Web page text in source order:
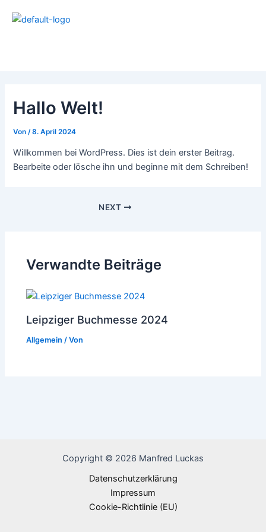
Inhalt
Hallo Welt!
Von /8. April 2024
Willkommen bei WordPress. Dies ist dein erster Beitrag.
Bearbeite oder lösche ihn und beginne mit dem Schreiben!
navigation
NEXT
Verwandte Beiträge
Leipziger Buchmesse 2024
Allgemein / Von
Copyright © 2026 Manfred Luckas
Datenschutzerklärung
Impressum
Cookie-Richtlinie (EU)